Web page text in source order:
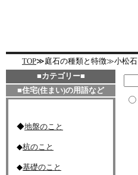
TOP≫庭石の種類と特徴≫小松石
■カテゴリー■
■住宅(住まい)の用語など
◆地盤のこと
◆杭のこと
◆基礎のこと